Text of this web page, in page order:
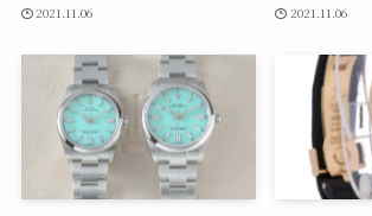
2021.11.06 2021.11.06